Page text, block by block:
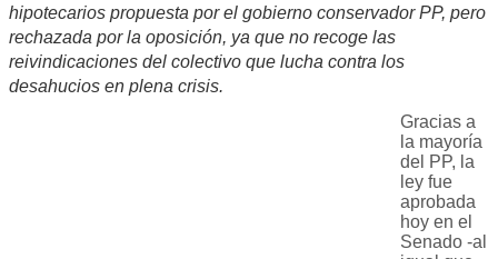
hipotecarios propuesta por el gobierno conservador PP, pero
rechazada por la oposición, ya que no recoge las
reivindicaciones del colectivo que lucha contra los
desahucios en plena crisis.
Gracias a
la mayoría
del PP, la
ley fue
aprobada
hoy en el
Senado -al